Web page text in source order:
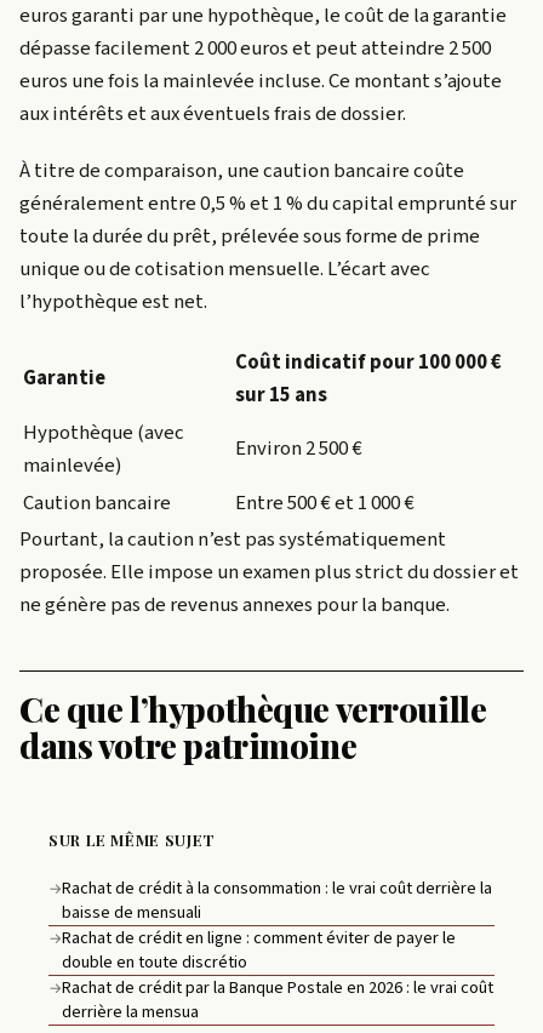
euros garanti par une hypothèque, le coût de la garantie
dépasse facilement 2 000 euros et peut atteindre 2 500
euros une fois la mainlevée incluse. Ce montant s’ajoute
aux intérêts et aux éventuels frais de dossier.
À titre de comparaison, une caution bancaire coûte
généralement entre 0,5 % et 1 % du capital emprunté sur
toute la durée du prêt, prélevée sous forme de prime
unique ou de cotisation mensuelle. L’écart avec
l’hypothèque est net.
Garantie
Coût indicatif pour 100 000 €
sur 15 ans
Hypothèque (avec
mainlevée)
Environ 2 500 €
Caution bancaire
Entre 500 € et 1 000 €
Pourtant, la caution n’est pas systématiquement
proposée. Elle impose un examen plus strict du dossier et
ne génère pas de revenus annexes pour la banque.
Ce que l’hypothèque verrouille
dans votre patrimoine
SUR LE MÊME SUJET
→Rachat de crédit à la consommation : le vrai coût derrière la
baisse de mensuali
→Rachat de crédit en ligne : comment éviter de payer le
double en toute discrétio
→Rachat de crédit par la Banque Postale en 2026 : le vrai coût
derrière la mensua